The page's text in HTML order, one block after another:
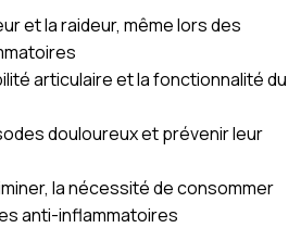
et la raideur, même lors des
articulaire et la fonctionnalité du
douloureux et prévenir leur
la nécessité de consommer
anti-inflammatoires